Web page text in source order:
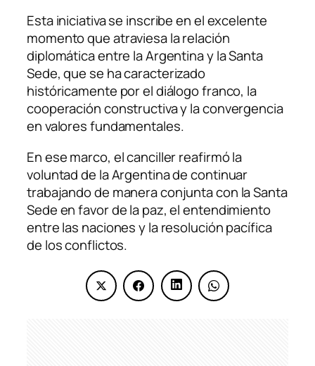
Esta iniciativa se inscribe en el excelente
momento que atraviesa la relación
diplomática entre la Argentina y la Santa
Sede, que se ha caracterizado
históricamente por el diálogo franco, la
cooperación constructiva y la convergencia
en valores fundamentales.
En ese marco, el canciller reafirmó la
voluntad de la Argentina de continuar
trabajando de manera conjunta con la Santa
Sede en favor de la paz, el entendimiento
entre las naciones y la resolución pacífica
de los conflictos.